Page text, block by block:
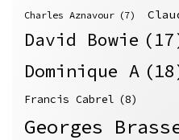
Charles Aznavour (7)
David Bowie
Dominique A
Francis Cabrel (8)
Georges